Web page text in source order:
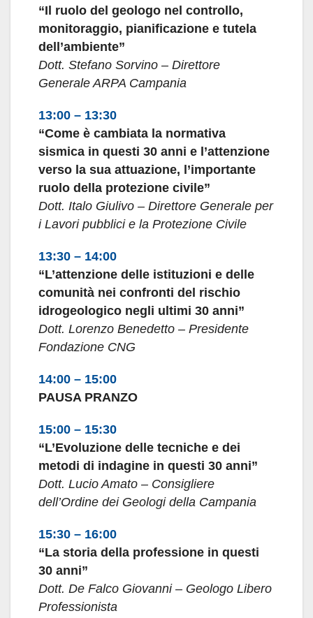
“Il ruolo del geologo nel controllo,
monitoraggio, pianificazione e tutela
dell’ambiente”
Dott. Stefano Sorvino – Direttore
Generale ARPA Campania
13:00 – 13:30
“Come è cambiata la normativa
sismica in questi 30 anni e l’attenzione
verso la sua attuazione, l’importante
ruolo della protezione civile”
Dott. Italo Giulivo – Direttore Generale per
i Lavori pubblici e la Protezione Civile
13:30 – 14:00
“L’attenzione delle istituzioni e delle
comunità nei confronti del rischio
idrogeologico negli ultimi 30 anni”
Dott. Lorenzo Benedetto – Presidente
Fondazione CNG
14:00 – 15:00
PAUSA PRANZO
15:00 – 15:30
“L’Evoluzione delle tecniche e dei
metodi di indagine in questi 30 anni”
Dott. Lucio Amato – Consigliere
dell’Ordine dei Geologi della Campania
15:30 – 16:00
“La storia della professione in questi
30 anni”
Dott. De Falco Giovanni – Geologo Libero
Professionista